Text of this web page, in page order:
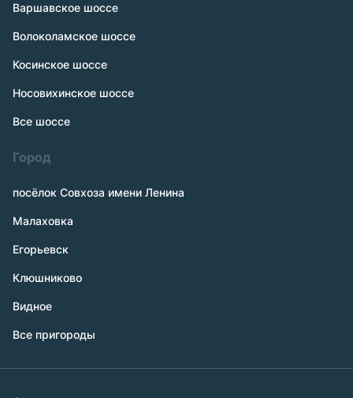
Варшавское шоссе
Волоколамское шоссе
Косинское шоссе
Носовихинское шоссе
Все шоссе
Город
посёлок Совхоза имени Ленина
Малаховка
Егорьевск
Клюшниково
Видное
Все пригороды